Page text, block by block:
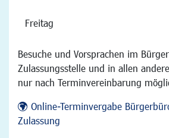
Freitag
Besuche und Vorsprachen im
Zulassungsstelle und in allen
nur nach Terminvereinbarung
Online-Terminvergabe
Zulassung